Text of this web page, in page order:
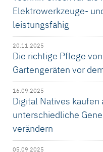
Elektrowerkzeuge-
leistungsfähig
20.11.2025
Die richtige Pflege
Gartengeräten vor
16.09.2025
Digital Natives kaufen
unterschiedliche
verändern
05.09.2025